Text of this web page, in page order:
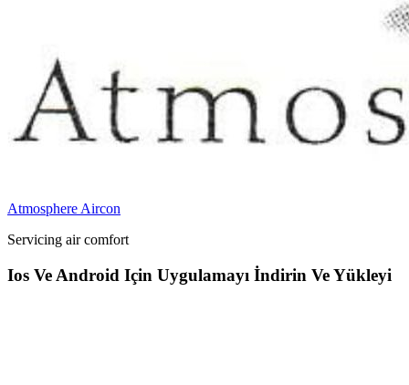
Atmosphere Aircon
Servicing air comfort
Ios Ve Android Için Uygulamayı İndirin Ve Yükleyi